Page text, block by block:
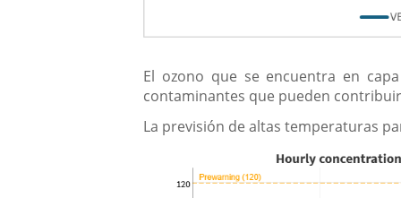
El ozono que se encuentra en
contaminantes que pueden
La previsión de altas temperaturas